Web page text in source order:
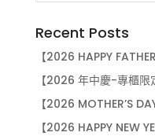
Recent Posts
【2026 HAPPY
【2026 年中慶-專櫃限
【2026 MOTHER’S
【2026 HAPPY NEW